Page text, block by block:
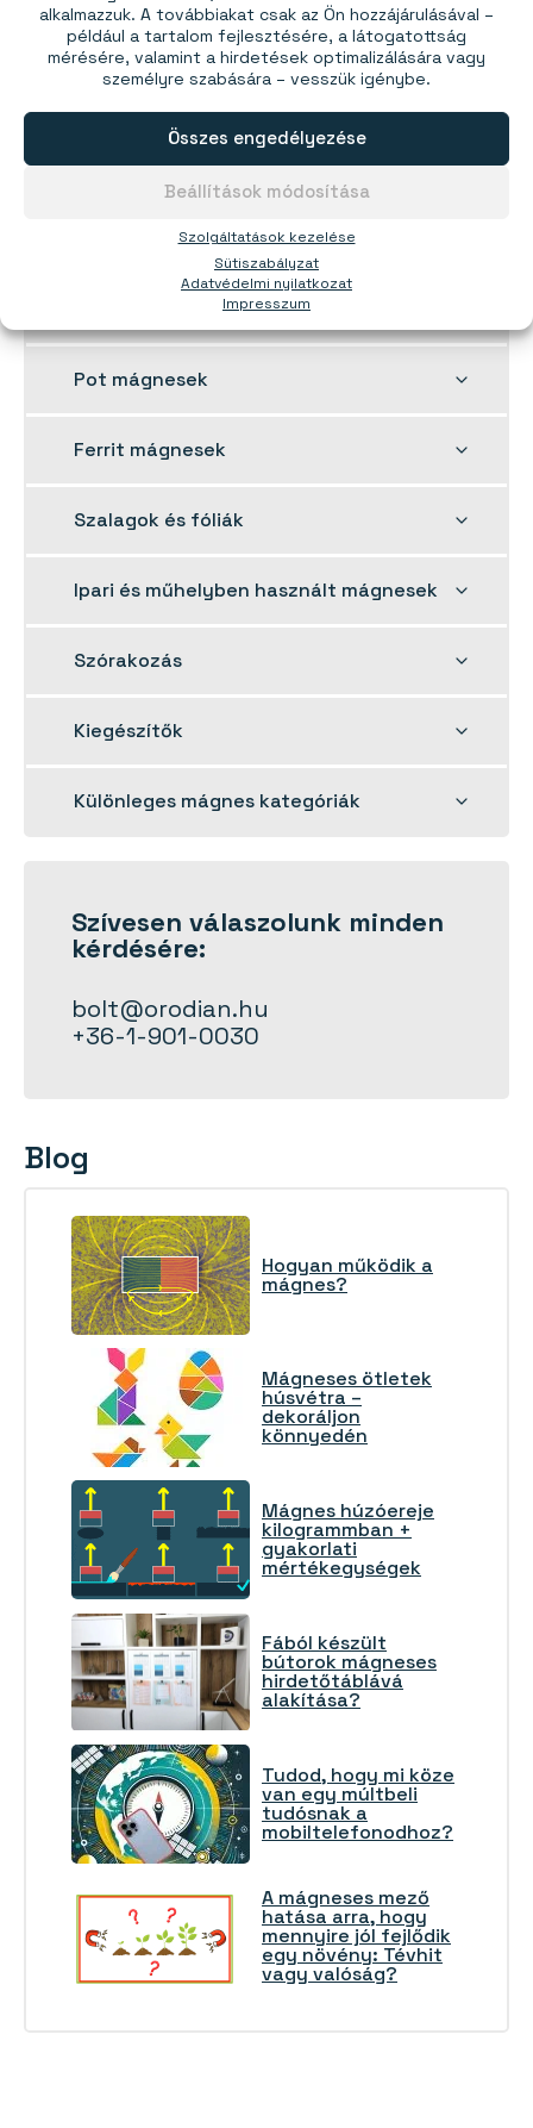
alkalmazzuk. A továbbiakat csak az Ön hozzájárulásával –
például a tartalom fejlesztésére, a látogatottság
mérésére, valamint a hirdetések optimalizálására vagy
személyre szabására – vesszük igénybe.
Szolgáltatások kezelése
Összes engedélyezése
Beállítások módosítása
Sütiszabályzat
Adatvédelmi nyilatkozat
Impresszum
Ár 5 db-tól:
1505,00 Ft
Ár 15 db-tól:
1345,00 Ft
Ár 40 db-tól: 1255,00 Ft
Kérje 140 db-tól.
Kosárba
Neodímium mágnesek
child
Pot mágnesek
Toggle
Ferrit mágnesek
Toggle
Szalagok és fóliák
Toggle
Ipari és műhelyben használt mágnesek
Toggle
Szórakozás
Toggle
Kiegészítők
Toggle
Különleges mágnes kategóriák
Toggle
Szívesen válaszolunk minden
kérdésére:
bolt@orodian.hu
+36-1-901-0030
Blog
Hogyan működik a
mágnes?
Mágneses ötletek
húsvétra –
dekoráljon
könnyedén
Mágnes húzóereje
kilogrammban +
gyakorlati
mértékegységek
Fából készült
bútorok mágneses
hirdetőtáblává
alakítása?
Tudod, hogy mi köze
van egy múltbeli
tudósnak a
mobiltelefonodhoz?
A mágneses mező
hatása arra, hogy
mennyire jól fejlődik
egy növény: Tévhit
vagy valóság?